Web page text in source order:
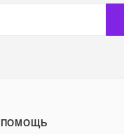
ПОМОЩЬ